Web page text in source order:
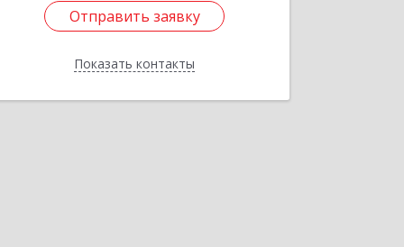
Отправить заявку
Показать контакты
Отправить заявку
Назад